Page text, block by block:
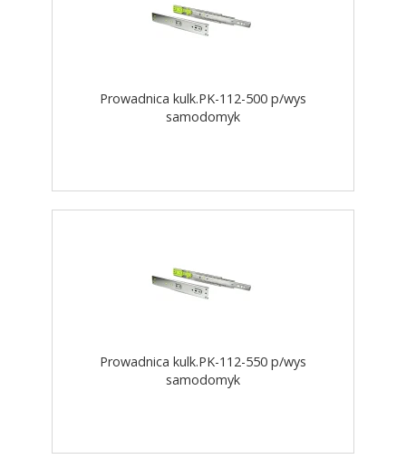
Prowadnica kulk.PK-112-500 p/wys
samodomyk
Prowadnica kulk.PK-112-550 p/wys
samodomyk